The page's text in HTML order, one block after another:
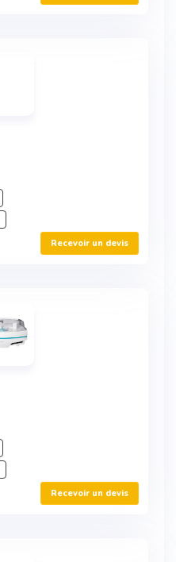
Recevoir un devis
Recevoir un devis